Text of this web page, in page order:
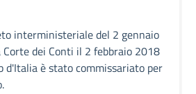
interministeriale del 2 gennaio
dei Conti il 2 febbraio 2018
d'Italia è stato commissariato per